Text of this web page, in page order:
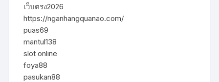
เว็บตรง2026
https://nganhangquanao.com/
puas69
mantul138
slot online
foya88
pasukan88